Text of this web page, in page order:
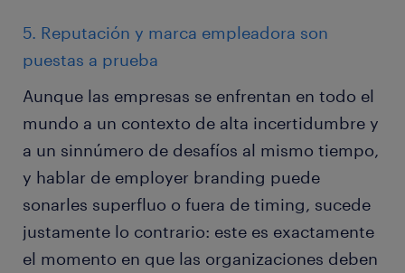
5. Reputación y marca empleadora son
puestas a prueba
Aunque las empresas se enfrentan en todo el
mundo a un contexto de alta incertidumbre y
a un sinnúmero de desafíos al mismo tiempo,
y hablar de employer branding puede
sonarles superfluo o fuera de timing, sucede
justamente lo contrario: este es exactamente
el momento en que las organizaciones deben